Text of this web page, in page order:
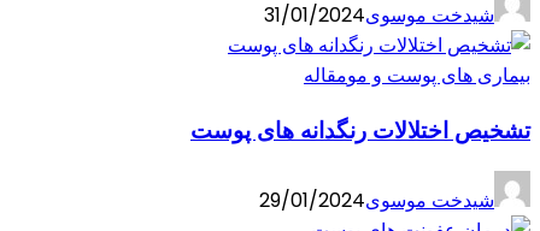
شیدخت موسوی31/01/2024
بیماری های پوست و مومقاله
تشخیص اختلالات رنگدانه های پوست
شیدخت موسوی29/01/2024